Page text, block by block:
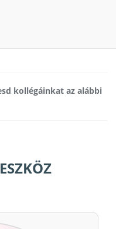
kollégáinkat az alábbi